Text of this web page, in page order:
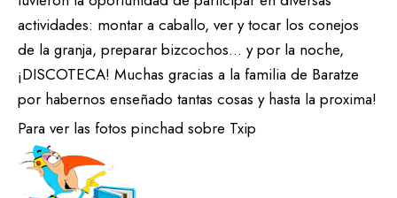
actividades: montar a caballo, ver y tocar los conejos
de la granja, preparar bizcochos… y por la noche,
¡DISCOTECA! Muchas gracias a la familia de Baratze
por habernos enseñado tantas cosas y hasta la proxima!
Para ver las fotos pinchad sobre Txip